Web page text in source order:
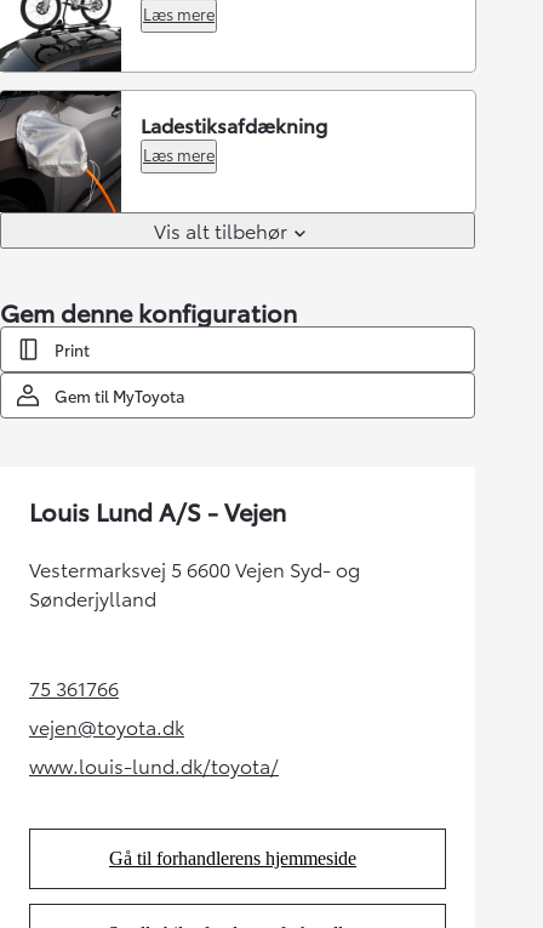
Læs mere
Ladestiksafdækning
Læs mere
Vis alt tilbehør
Gem denne konfiguration
Print
Gem til MyToyota
Louis Lund A/S - Vejen
Vestermarksvej 5 6600 Vejen Syd- og
Sønderjylland
75 361766(Opens in new tab)
vejen@toyota.dk(Opens in new tab)
www.louis-lund.dk/toyota/
(Opens in new tab)
Gå til forhandlerens hjemmeside
(Opens in new tab)